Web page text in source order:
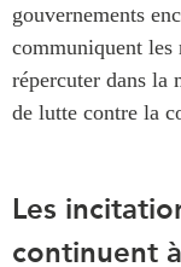
gouvernements
communiquent les
répercuter dans la
de lutte contre la
Les
continuent